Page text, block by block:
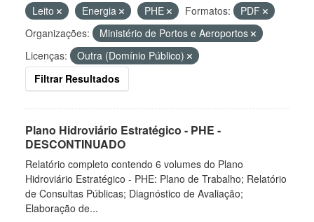
Leito
Energia PHE Formatos:
PDF
Organizações:
Ministério de Portos e Aeroportos
Licenças:
Outra (Domínio Público)
Filtrar Resultados
Plano Hidroviário Estratégico - PHE -
DESCONTINUADO
Relatório completo contendo 6 volumes do Plano
Hidroviário Estratégico - PHE: Plano de Trabalho; Relatório
de Consultas Públicas; Diagnóstico de Avaliação;
Elaboração de...